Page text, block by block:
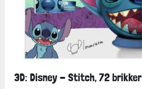
3D: Disney - Stitch, 72 brikker